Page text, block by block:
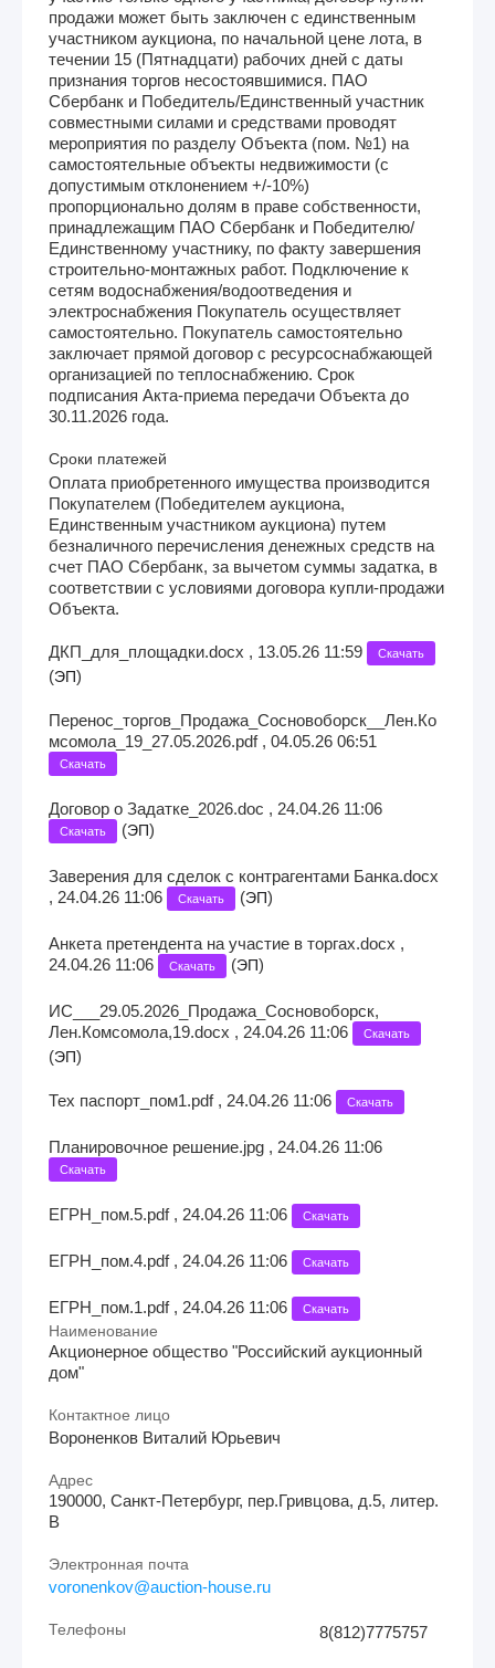
продажи может быть заключен с единственным
участником аукциона, по начальной цене лота, в
течении 15 (Пятнадцати) рабочих дней с даты
признания торгов несостоявшимися. ПАО
Сбербанк и Победитель/Единственный участник
совместными силами и средствами проводят
мероприятия по разделу Объекта (пом. №1) на
самостоятельные объекты недвижимости (с
допустимым отклонением +/-10%)
пропорционально долям в праве собственности,
принадлежащим ПАО Сбербанк и Победителю/
Единственному участнику, по факту завершения
строительно-монтажных работ. Подключение к
сетям водоснабжения/водоотведения и
электроснабжения Покупатель осуществляет
самостоятельно. Покупатель самостоятельно
заключает прямой договор с ресурсоснабжающей
организацией по теплоснабжению. Срок
подписания Акта-приема передачи Объекта до
30.11.2026 года.
Сроки платежей
Оплата приобретенного имущества производится
Покупателем (Победителем аукциона,
Единственным участником аукциона) путем
безналичного перечисления денежных средств на
счет ПАО Сбербанк, за вычетом суммы задатка, в
соответствии с условиями договора купли-продажи
Объекта.
ДКП_для_площадки.docx , 13.05.26 11:59 Скачать
(ЭП)
Перенос_торгов_Продажа_Сосновоборск__Лен.Ко
мсомола_19_27.05.2026.pdf , 04.05.26 06:51
Скачать
Договор о Задатке_2026.doc , 24.04.26 11:06
Скачать (ЭП)
Заверения для сделок с контрагентами Банка.docx
, 24.04.26 11:06
Скачать (ЭП)
Анкета претендента на участие в торгах.docx ,
24.04.26 11:06
Скачать (ЭП)
ИС___29.05.2026_Продажа_Сосновоборск,
Лен.Комсомола,19.docx , 24.04.26 11:06
Скачать
(ЭП)
Тех паспорт_пом1.pdf , 24.04.26 11:06 Скачать
Планировочное решение.jpg , 24.04.26 11:06
Скачать
ЕГРН_пом.5.pdf , 24.04.26 11:06 Скачать
ЕГРН_пом.4.pdf , 24.04.26 11:06 Скачать
ЕГРН_пом.1.pdf , 24.04.26 11:06 Скачать
Наименование
Акционерное общество "Российский аукционный
дом"
Контактное лицо
Вороненков Виталий Юрьевич
Адрес
190000, Санкт-Петербург, пер.Гривцова, д.5, литер.
В
Электронная почта
voronenkov@auction-house.ru
Телефоны 8(812)7775757